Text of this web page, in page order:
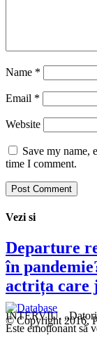
Name *
Email *
Website
Save my name,
time I comment.
Vezi si
Departure
în
actrița care
INTERVIU.
Este emoționant să
© Copyright 2016,